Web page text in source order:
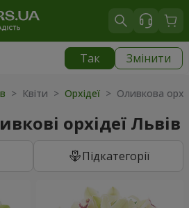
Так Змінити
> Квіти > Орхідеї > Оливкова
орхідеї Львів
Підкатегорії